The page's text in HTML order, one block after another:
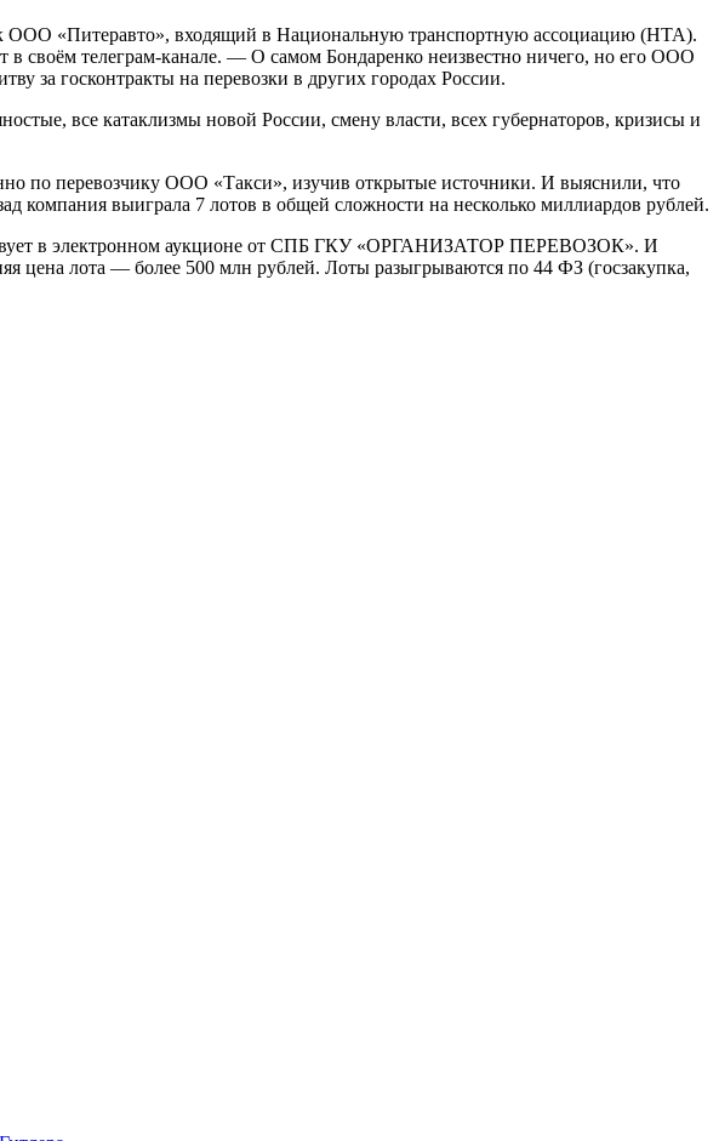
ООО «Питеравто», входящий в Национальную транспортную ассоциацию (НТА).
своём телеграм-канале. — О самом Бондаренко неизвестно ничего, но его ООО
за госконтракты на перевозки в других городах России.
все катаклизмы новой России, смену власти, всех губернаторов, кризисы и
по перевозчику ООО «Такси», изучив открытые источники. И выяснили, что
компания выиграла 7 лотов в общей сложности на несколько миллиардов рублей.
в электронном аукционе от СПБ ГКУ «ОРГАНИЗАТОР ПЕРЕВОЗОК». И
лота — более 500 млн рублей. Лоты разыгрываются по 44 ФЗ (госзакупка,